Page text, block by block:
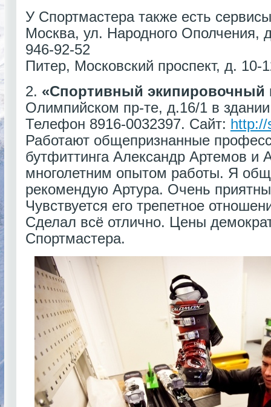
У Спортмастера также есть
Москва, ул. Народного Ополчения,
946-92-52
Питер, Московский проспект, д. 10-
2. «Спортивный экипировочный
Олимпийском пр-те, д.16/1 в
Телефон 8916-0032397. Сайт: http://
Работают общепризнанные
бутфиттинга Александр Артемов и
многолетним опытом работы. Я
рекомендую Артура. Очень
Чувствуется его трепетное
Сделал всё отлично. Цены
Спортмастера.